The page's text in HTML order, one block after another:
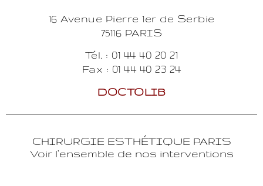
16 Avenue Pierre 1er de Serbie
75116 PARIS
Tél. : 01 44 40 20 21
Fax : 01 44 40 23 24
DOCTOLIB
CHIRURGIE ESTHÉTIQUE PARIS
Voir l'ensemble de nos interventions